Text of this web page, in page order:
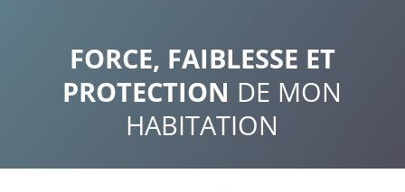
FORCE, FAIBLESSE ET
PROTECTION DE MON
HABITATION